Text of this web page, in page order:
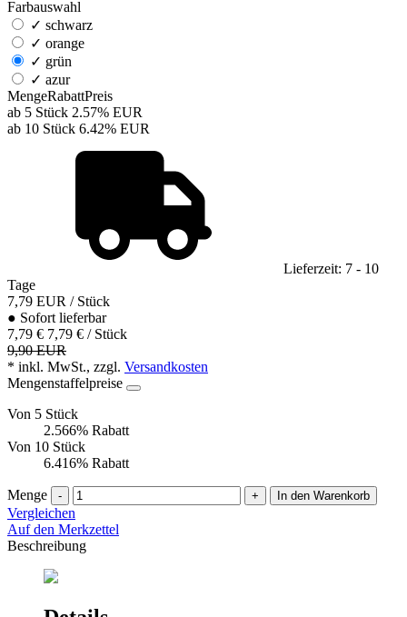
Farbauswahl
✓ schwarz
✓ orange
✓ grün
✓ azur
MengeRabattPreis
ab 5 Stück 2.57% EUR
ab 10 Stück 6.42% EUR
Lieferzeit: 7 - 10
Tage
7,79 EUR / Stück
● Sofort lieferbar
7,79 € 7,79 € / Stück
9,90 EUR
* inkl. MwSt., zzgl. Versandkosten
Mengenstaffelpreise
Von 5 Stück
2.566% Rabatt
Von 10 Stück
6.416% Rabatt
Menge - + In den Warenkorb
Vergleichen
Auf den Merkzettel
Beschreibung